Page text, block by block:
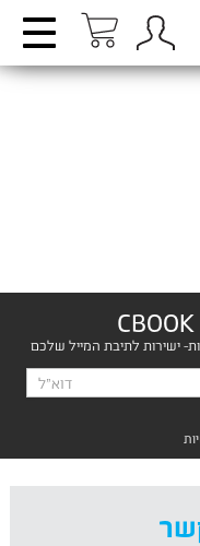
ישירות לתיבת המייל שלכם